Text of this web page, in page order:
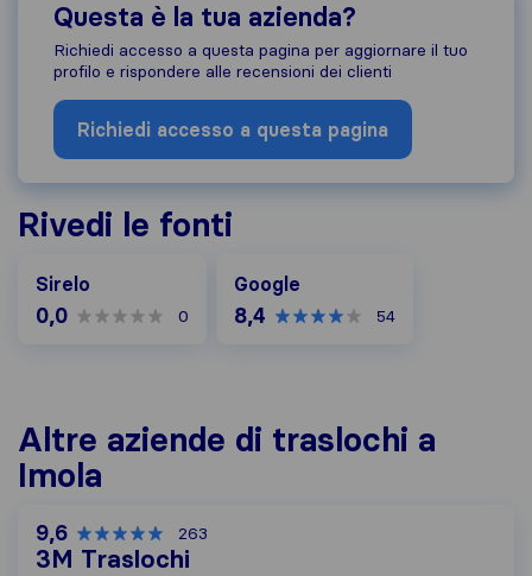
Questa è la tua azienda?
Richiedi accesso a questa pagina per aggiornare il tuo
profilo e rispondere alle recensioni dei clienti
Richiedi accesso a questa pagina
Rivedi le fonti
Sirelo
0,0 0
Google
8,4 54
Altre aziende di traslochi a
Imola
9,6 263
3M Traslochi